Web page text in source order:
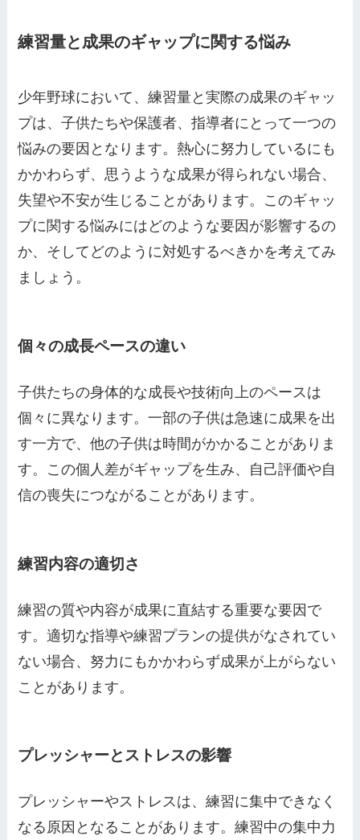
練習量と成果のギャップに関する悩み
少年野球において、練習量と実際の成果のギャッ
プは、子供たちや保護者、指導者にとって一つの
悩みの要因となります。熱心に努力しているにも
かかわらず、思うような成果が得られない場合、
失望や不安が生じることがあります。このギャッ
プに関する悩みにはどのような要因が影響するの
か、そしてどのように対処するべきかを考えてみ
ましょう。
個々の成長ペースの違い
子供たちの身体的な成長や技術向上のペースは
個々に異なります。一部の子供は急速に成果を出
す一方で、他の子供は時間がかかることがありま
す。この個人差がギャップを生み、自己評価や自
信の喪失につながることがあります。
練習内容の適切さ
練習の質や内容が成果に直結する重要な要因で
す。適切な指導や練習プランの提供がなされてい
ない場合、努力にもかかわらず成果が上がらない
ことがあります。
プレッシャーとストレスの影響
プレッシャーやストレスは、練習に集中できなく
なる原因となることがあります。練習中の集中力